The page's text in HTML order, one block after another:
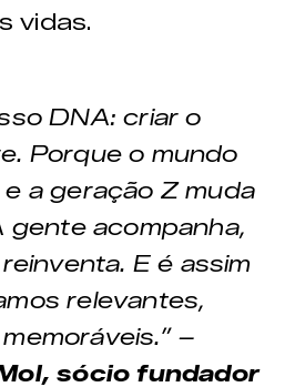
vidas.
DNA: criar o
Porque o mundo
a geração Z muda
gente acompanha,
E é assim
relevantes,
–
sócio fundador